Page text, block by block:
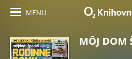
MENU
MÔJ DOM